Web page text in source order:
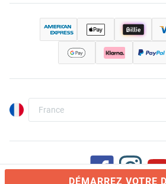
DÉMARREZ VOTRE